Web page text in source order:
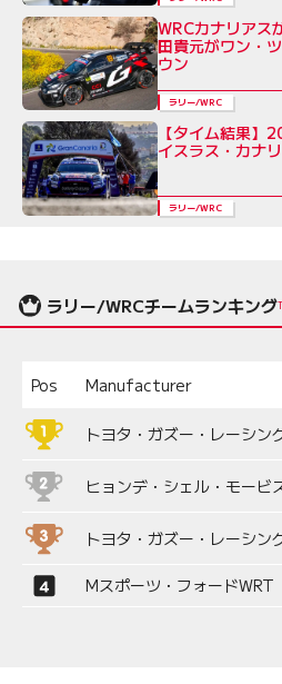
WRCカナリアス
田貴元がワン・
ウン
ラリー/WRC
【タイム結果】
イスラス・カナ
ラリー/WRC
ラリー/WRCチームランキング
Pos Manufacturer
トヨタ・ガズー・レーシン
ヒョンデ・シェル・モービ
トヨタ・ガズー・レーシン
Mスポーツ・フォードWRT